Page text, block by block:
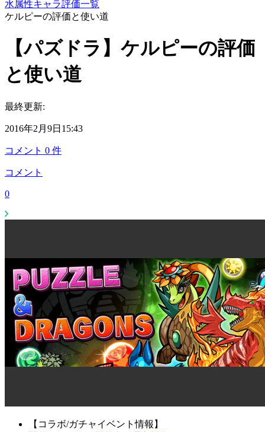
水属性キャラ評価一覧
ケルピーの評価と使い道
【パズドラ】ケルピーの評価
と使い道
最終更新:
2016年2月9日15:43
コメント 0 件
コメント
0
【コラボ/ガチャイベント情報】